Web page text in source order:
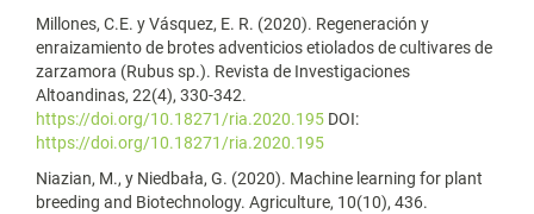
Millones, C.E. y Vásquez, E. R. (2020). Regeneración y
enraizamiento de brotes adventicios etiolados de cultivares de
zarzamora (Rubus sp.). Revista de Investigaciones
Altoandinas, 22(4), 330-342.
https://doi.org/10.18271/ria.2020.195 DOI:
https://doi.org/10.18271/ria.2020.195
Niazian, M., y Niedbała, G. (2020). Machine learning for plant
breeding and Biotechnology. Agriculture, 10(10), 436.